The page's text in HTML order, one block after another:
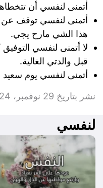
أتمنى لنفسي أن
أتمنى لنفسي توقف عن
هذا الشي مارح يجي.
لا أتمنى لنفسي
قبل والدتي الغالية.
أتمنى لنفسي يوم سعيد
نشر بتاريخ 29 نوفمبر، 2024
لنفسي